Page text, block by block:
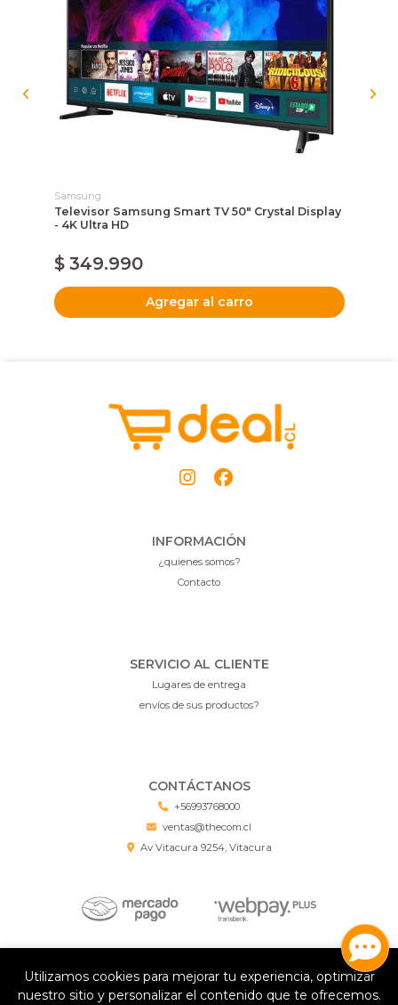
Samsung
Televisor Samsung Smart TV 50" Crystal Display
- 4K Ultra HD
$ 349.990
Agregar al carro
INFORMACIÓN
¿quienes somos?
Contacto
SERVICIO AL CLIENTE
Lugares de entrega
envíos de sus productos?
CONTÁCTANOS
+56993768000
ventas@thecom.cl
Av Vitacura 9254, Vitacura
Deal Chile Grandes Marcas, Mejores Precios © 2026
¿Te gusta mi tienda? Yo vendo conBsale
Utilizamos cookies para mejorar tu experiencia, optimizar
nuestro sitio y personalizar el contenido que te ofrecemos.